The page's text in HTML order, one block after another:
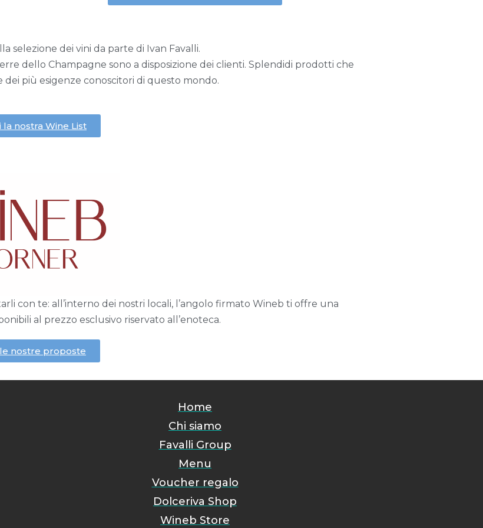
selezione dei vini da parte di Ivan Favalli.
dello Champagne sono a disposizione dei clienti. Splendidi prodotti che
più esigenze conoscitori di questo mondo.
la nostra Wine List
con te: all’interno dei nostri locali, l’angolo firmato Wineb ti offre una
al prezzo esclusivo riservato all’enoteca.
nostre proposte
Home
Chi siamo
Favalli Group
Menu
Voucher regalo
Dolceriva Shop
Wineb Store